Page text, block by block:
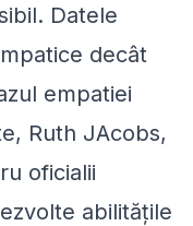
Datele
decât
empatiei
Ruth JAcobs,
oficialii
abilitățile